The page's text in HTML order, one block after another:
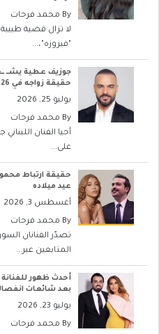
By محمد فرحات
لا تزال قضية طبيبة
"فيروزه"،...
جوزيف عطية يشــ
حقيقة زواجه في 2026 من بيرلا حرب
يوليو 25, 2026
By محمد فرحات
أحيا الفنان
على...
حقيقة ارتباط
عيد ميلاده
أغسطس 3, 2026
By محمد فرحات
تصدّر الفنانان
المتابعين عبر...
أحدث ظهور
بعد شائعات
يوليو 23, 2026
By محمد فرحات